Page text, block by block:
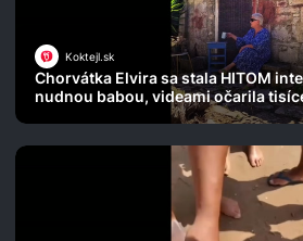
Koktejl.sk
Chorvátka Elvira sa stala HITOM
nudnou babou, videami očarila